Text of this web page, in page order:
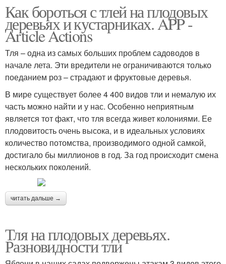
Как бороться с тлей на плодовых
деревьях и кустарниках. APP -
Article Actions
Тля – одна из самых больших проблем садоводов в
начале лета. Эти вредители не ограничиваются только
поеданием роз – страдают и фруктовые деревья.
В мире существует более 4 400 видов тли и немалую их
часть можно найти и у нас. Особенно неприятным
является тот факт, что тля всегда живет колониями. Ее
плодовитость очень высока, и в идеальных условиях
количество потомства, производимого одной самкой,
достигало бы миллионов в год. За год происходит смена
нескольких поколений.
читать дальше →
Тля на плодовых деревьях.
Разновидности тли